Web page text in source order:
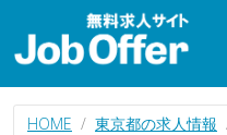
HOME 東京都の求人情報